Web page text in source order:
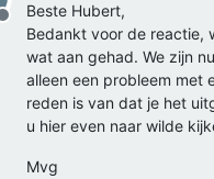
Offline
Beste Hubert,
Bedankt voor de reactie,
wat aan gehad. We zijn
alleen een probleem met
reden is van dat je het
u hier even naar wilde
Mvg